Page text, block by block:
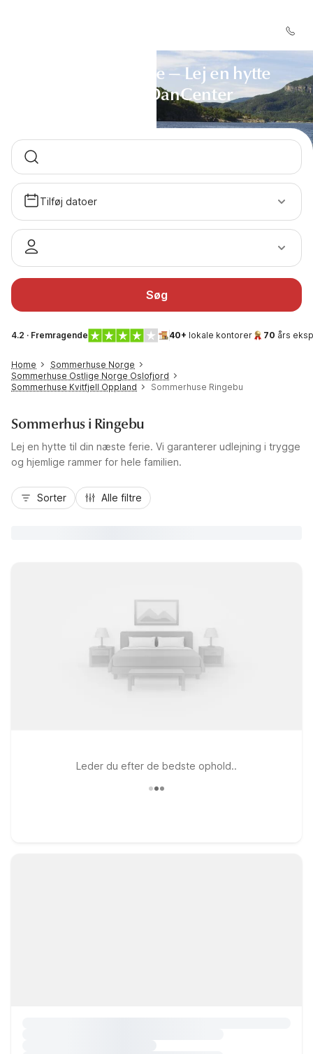
Ringebu i Norge — Lej en hytte
gennem DanCenter
Tilføj datoer
Søg
4.2 · Fremragende 40+ lokale kontorer 70 års
Home
Sommerhuse Norge
Sommerhuse Ostlige Norge Oslofjord
Sommerhuse Kvitfjell Oppland
Sommerhuse Ringebu
Sommerhus i Ringebu
Lej en hytte til din næste ferie. Vi garanterer udlejning i trygge
og hjemlige rammer for hele familien.
Sorter Alle filtre
Leder du efter de bedste ophold..